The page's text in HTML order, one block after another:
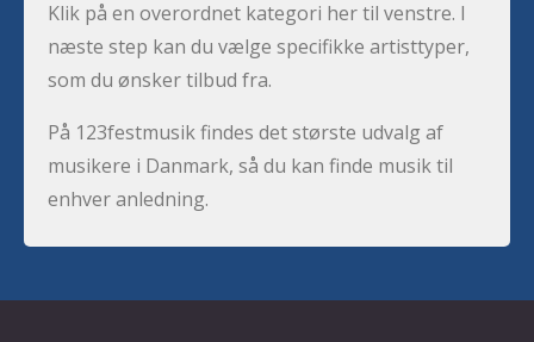
Klik på en overordnet kategori her til venstre. I
næste step kan du vælge specifikke artisttyper,
som du ønsker tilbud fra.
På 123festmusik findes det største udvalg af
musikere i Danmark, så du kan finde musik til
enhver anledning.